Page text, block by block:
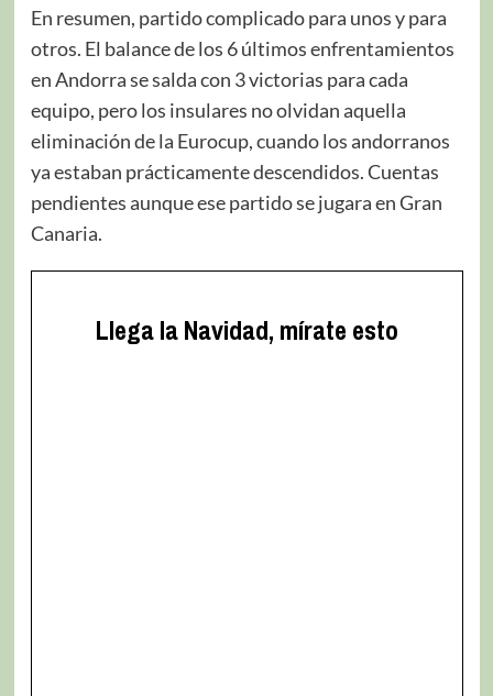
En resumen, partido complicado para unos y para
otros. El balance de los 6 últimos enfrentamientos
en Andorra se salda con 3 victorias para cada
equipo, pero los insulares no olvidan aquella
eliminación de la Eurocup, cuando los andorranos
ya estaban prácticamente descendidos. Cuentas
pendientes aunque ese partido se jugara en Gran
Canaria.
Llega la Navidad, mírate esto